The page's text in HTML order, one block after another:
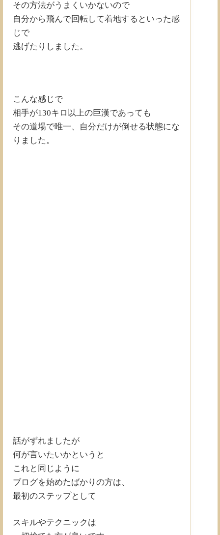
その方法がうまくいかないので
自分から飛んで回転して着地するといった感
じで
逃げたりしました。
こんな感じで
相手が130キロ以上の巨漢であっても
その道場で唯一、自分だけが倒せる状態にな
りました。
話がずれましたが
何が言いたいかというと
これと同じように
ブログを始めたばかりの方は、
最初のステップとして
スキルやテクニックは